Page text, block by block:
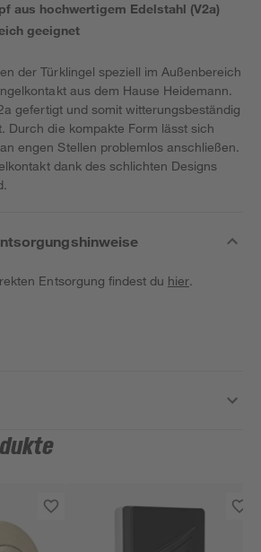
aus hochwertigem Edelstahl (V2a)
geeignet
der Türklingel speziell im Außenbereich
aus dem Hause Heidemann.
gefertigt und somit witterungsbeständig
Durch die kompakte Form lässt sich
engen Stellen problemlos anschließen.
dank des schlichten Designs
Entsorgung findest du hier.